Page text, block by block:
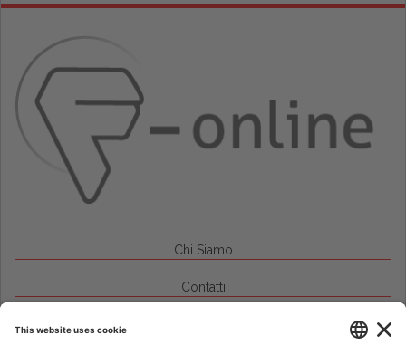
Chi Siamo
Contatti